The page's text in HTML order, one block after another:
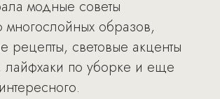
модные советы
образов,
рецепты, световые акценты
лайфхаки по уборке и еще